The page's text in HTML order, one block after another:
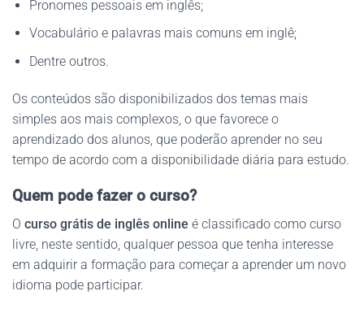
Pronomes pessoais em inglês;
Vocabulário e palavras mais comuns em inglê;
Dentre outros.
Os conteúdos são disponibilizados dos temas mais
simples aos mais complexos, o que favorece o
aprendizado dos alunos, que poderão aprender no seu
tempo de acordo com a disponibilidade diária para estudo.
Quem pode fazer o curso?
O curso grátis de inglês online é classificado como curso
livre, neste sentido, qualquer pessoa que tenha interesse
em adquirir a formação para começar a aprender um novo
idioma pode participar.